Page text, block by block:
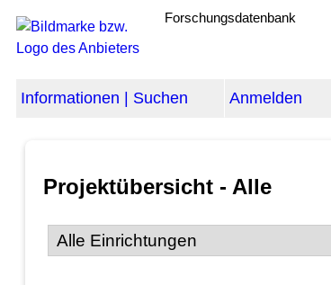
Forschungsdatenbank
Informationen | Suchen Anmelden
Projektübersicht - Alle